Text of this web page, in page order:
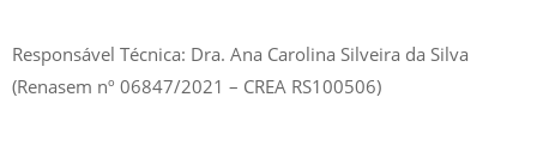
Responsável Técnica: Dra. Ana Carolina Silveira da Silva
(Renasem nº 06847/2021 – CREA RS100506)